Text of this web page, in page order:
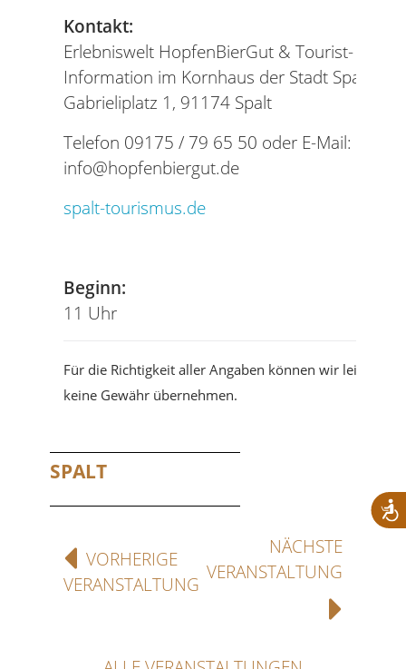
Kontakt:
Erlebniswelt HopfenBierGut & Tourist-
Information im Kornhaus der Stadt Spalt
Gabrieliplatz 1, 91174 Spalt
Telefon 09175 / 79 65 50 oder E-Mail:
info@hopfenbiergut.de
spalt-tourismus.de
Beginn:
11 Uhr
Für die Richtigkeit aller Angaben können wir leider
keine Gewähr übernehmen.
SPALT
VORHERIGE
VERANSTALTUNG
NÄCHSTE
VERANSTALTUNG